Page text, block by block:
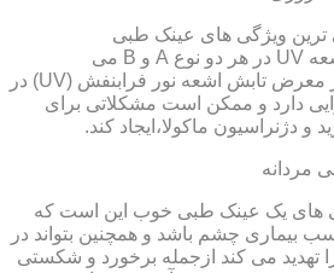
ویژگی های عینک طبی
است،مقاومت در برابر اشعه UV در هر دو نوع A و B می
باشد.قطعاً قرار گرفتن در معرض تابش اشعه نور فرابنفش (UV) در
دارد و ممکن است مشکلاتی برای
دژنراسیون ماکولا،ایجاد کند.
مردانه
های یک عینک طبی خوب این است که
بیماری چشم باشد و همچنین بتواند در
تهدید می کند ازجمله برخورد و شکستی